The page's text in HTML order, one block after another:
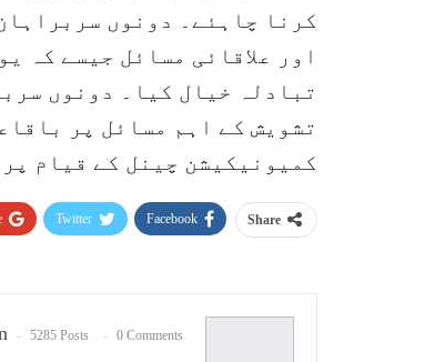
کرنا چاہئے۔ دونوں
اور علاقائی مسائل جیسے کہ
تبادلہ خیال کیا۔ دونوں
تشویش کے اہم مسائل پر
کمیونیکیشن چینل کے قیام پر
Share
Facebook
Twitter
5285 Posts 0 Comments